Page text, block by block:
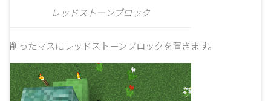
レッドストーンブロック
削ったマスにレッドストーンブロックを置きます。